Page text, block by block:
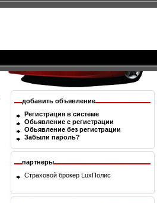
добавить объявление
Регистрация в системе
Обьявление с регистрации
Обьявление без регистрации
Забыли пароль?
партнеры
Страховой брокер LuxПолис